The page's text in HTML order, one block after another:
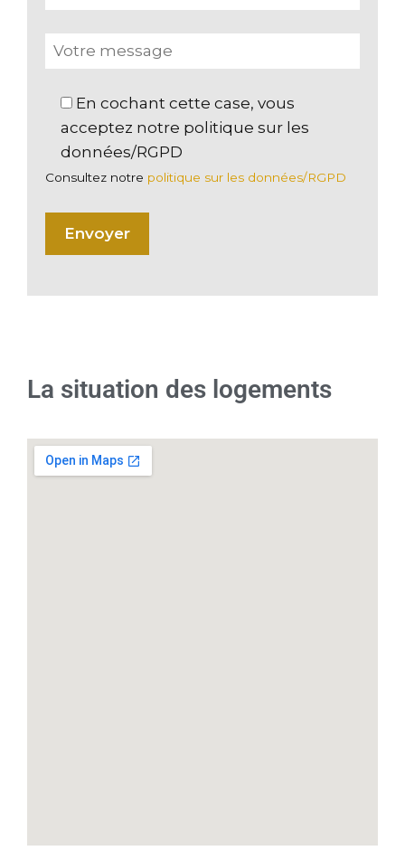
En cochant cette case, vous
acceptez notre politique sur les
données/RGPD
Consultez notre politique sur les données/RGPD
La situation des logements